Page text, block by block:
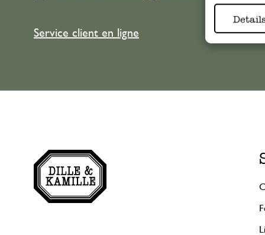
Service client en ligne